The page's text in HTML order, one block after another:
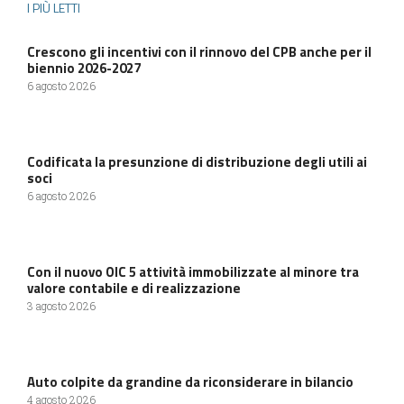
I PIÙ LETTI
Crescono gli incentivi con il rinnovo del CPB anche per il
biennio 2026-2027
6 agosto 2026
Codificata la presunzione di distribuzione degli utili ai
soci
6 agosto 2026
Con il nuovo OIC 5 attività immobilizzate al minore tra
valore contabile e di realizzazione
3 agosto 2026
Auto colpite da grandine da riconsiderare in bilancio
4 agosto 2026